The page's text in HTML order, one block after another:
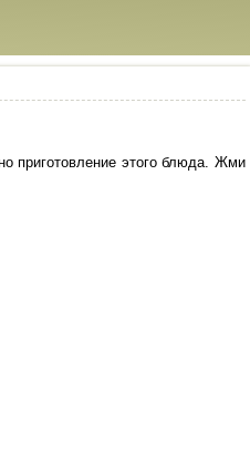
приготовление этого блюда. Жми